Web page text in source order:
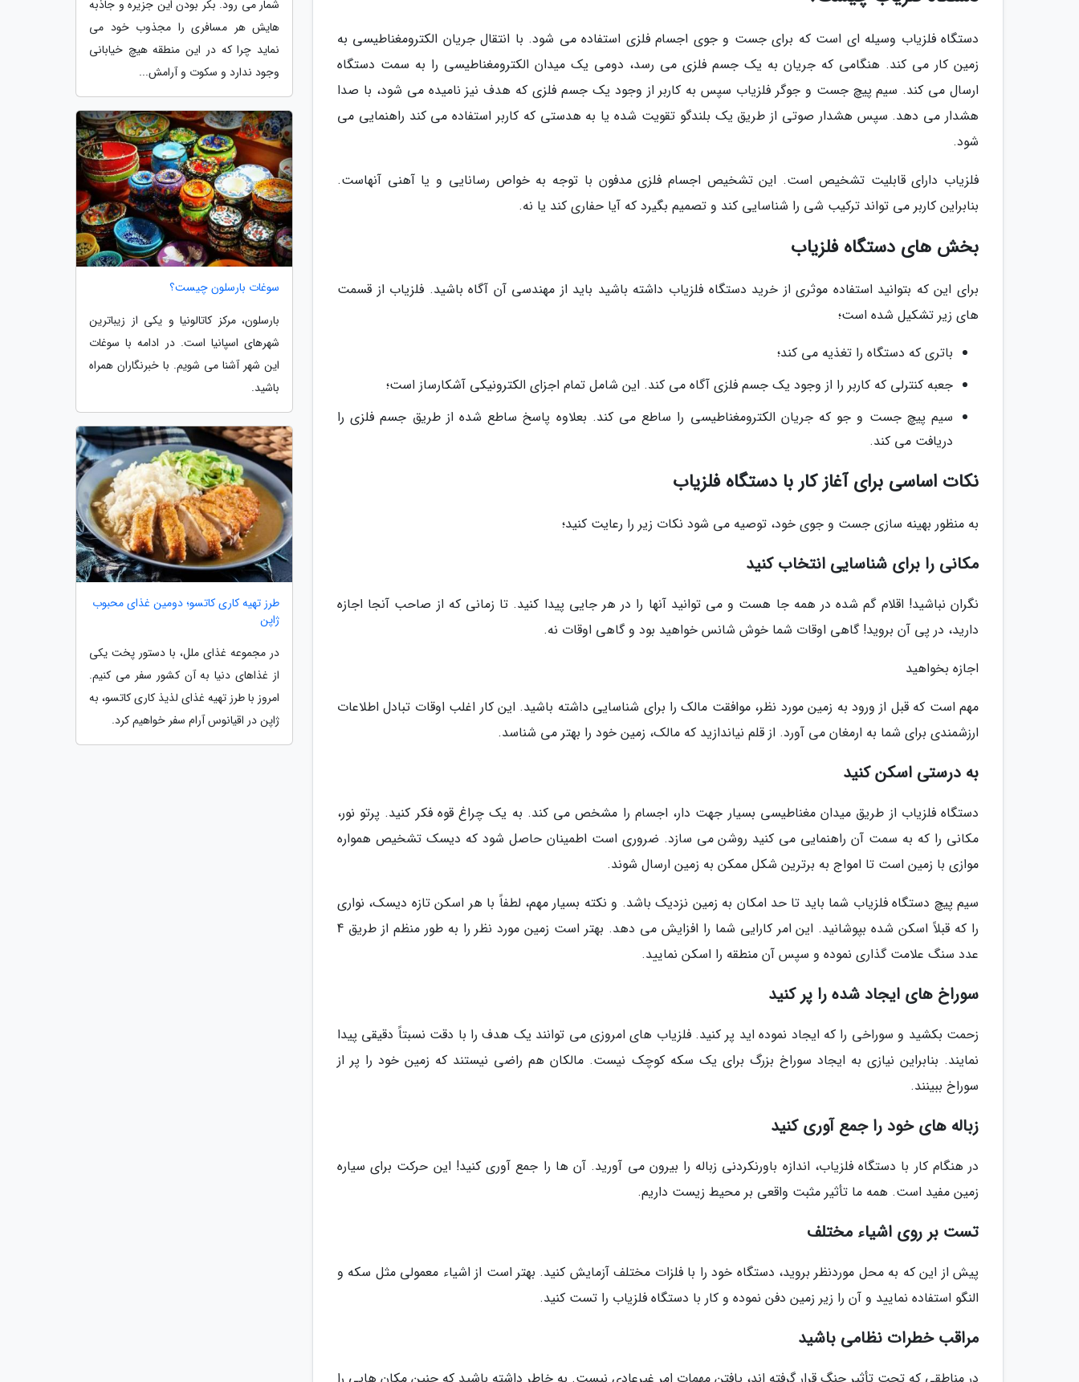
دستگاه فلزیاب وسیله ای است که برای جست و جوی اجسام فلزی استفاده می شود. با انتقال جریان الکترومغناطیسی به
زمین کار می کند. هنگامی که جریان به یک جسم فلزی می رسد، دومی یک میدان الکترومغناطیسی را به سمت دستگاه
ارسال می کند. سیم پیچ جست و جوگر فلزیاب سپس به کاربر از وجود یک جسم فلزی که هدف نیز نامیده می شود، با صدا
هشدار می دهد. سپس هشدار صوتی از طریق یک بلندگو تقویت شده یا به هدستی که کاربر استفاده می کند راهنمایی می
شود.
فلزیاب دارای قابلیت تشخیص است. این تشخیص اجسام فلزی مدفون با توجه به خواص رسانایی و یا آهنی آنهاست.
بنابراین کاربر می تواند ترکیب شی را شناسایی کند و تصمیم بگیرد که آیا حفاری کند یا نه.
بخش های دستگاه فلزیاب
برای این که بتوانید استفاده موثری از خرید دستگاه فلزیاب داشته باشید باید از مهندسی آن آگاه باشید. فلزیاب از قسمت
های زیر تشکیل شده است؛
باتری که دستگاه را تغذیه می کند؛
جعبه کنترلی که کاربر را از وجود یک جسم فلزی آگاه می کند. این شامل تمام اجزای الکترونیکی آشکارساز است؛
سیم پیچ جست و جو که جریان الکترومغناطیسی را ساطع می کند. بعلاوه پاسخ ساطع شده از طریق جسم فلزی را
دریافت می کند.
نکات اساسی برای آغاز کار با دستگاه فلزیاب
به منظور بهینه سازی جست و جوی خود، توصیه می شود نکات زیر را رعایت کنید؛
مکانی را برای شناسایی انتخاب کنید
نگران نباشید! اقلام گم شده در همه جا هست و می توانید آنها را در هر جایی پیدا کنید. تا زمانی که از صاحب آنجا اجازه
دارید، در پی آن بروید! گاهی اوقات شما خوش شانس خواهید بود و گاهی اوقات نه.
اجازه بخواهید
مهم است که قبل از ورود به زمین مورد نظر، موافقت مالک را برای شناسایی داشته باشید. این کار اغلب اوقات تبادل اطلاعات
ارزشمندی برای شما به ارمغان می آورد. از قلم نیاندازید که مالک، زمین خود را بهتر می شناسد.
به درستی اسکن کنید
دستگاه فلزیاب از طریق میدان مغناطیسی بسیار جهت دار، اجسام را مشخص می کند. به یک چراغ قوه فکر کنید. پرتو نور،
مکانی را که به سمت آن راهنمایی می کنید روشن می سازد. ضروری است اطمینان حاصل شود که دیسک تشخیص همواره
موازی با زمین است تا امواج به برترین شکل ممکن به زمین ارسال شوند.
سیم پیچ دستگاه فلزیاب شما باید تا حد امکان به زمین نزدیک باشد. و نکته بسیار مهم، لطفاً با هر اسکن تازه دیسک، نواری
را که قبلاً اسکن شده بپوشانید. این امر کارایی شما را افزایش می دهد. بهتر است زمین مورد نظر را به طور منظم از طریق 4
عدد سنگ علامت گذاری نموده و سپس آن منطقه را اسکن نمایید.
سوراخ های ایجاد شده را پر کنید
زحمت بکشید و سوراخی را که ایجاد نموده اید پر کنید. فلزیاب های امروزی می توانند یک هدف را با دقت نسبتاً دقیقی پیدا
نمایند. بنابراین نیازی به ایجاد سوراخ بزرگ برای یک سکه کوچک نیست. مالکان هم راضی نیستند که زمین خود را پر از
سوراخ ببینند.
زباله های خود را جمع آوری کنید
در هنگام کار با دستگاه فلزیاب، اندازه باورنکردنی زباله را بیرون می آورید. آن ها را جمع آوری کنید! این حرکت برای سیاره
زمین مفید است. همه ما تأثیر مثبت واقعی بر محیط زیست داریم.
تست بر روی اشیاء مختلف
پیش از این که به محل موردنظر بروید، دستگاه خود را با فلزات مختلف آزمایش کنید. بهتر است از اشیاء معمولی مثل سکه و
النگو استفاده نمایید و آن را زیر زمین دفن نموده و کار با دستگاه فلزیاب را تست کنید.
مراقب خطرات نظامی باشید
شمار می رود. بکر بودن این جزیره و جاذبه
هایش هر مسافری را مجذوب خود می
نماید چرا که در این منطقه هیچ خیابانی
وجود ندارد و سکوت و آرامش...
سوغات بارسلون چیست؟
بارسلون، مرکز کاتالونیا و یکی از زیباترین
شهرهای اسپانیا است. در ادامه با سوغات
این شهر آشنا می شویم. با خبرنگاران همراه
باشید.
طرز تهیه کاری کاتسو؛ دومین غذای محبوب
ژاپن
در مجموعه غذای ملل، با دستور پخت یکی
از غذاهای دنیا به آن کشور سفر می کنیم.
امروز با طرز تهیه غذای لذیذ کاری کاتسو، به
ژاپن در اقیانوس آرام سفر خواهیم کرد.